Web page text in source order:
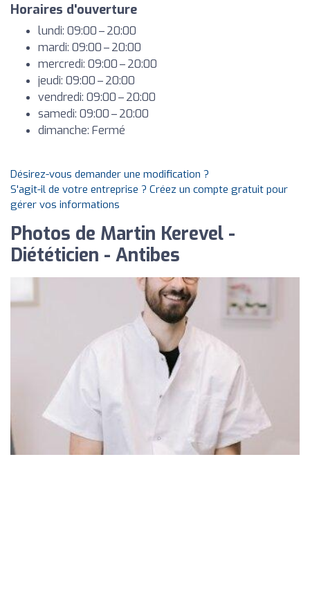
Horaires d'ouverture
lundi: 09:00 – 20:00
mardi: 09:00 – 20:00
mercredi: 09:00 – 20:00
jeudi: 09:00 – 20:00
vendredi: 09:00 – 20:00
samedi: 09:00 – 20:00
dimanche: Fermé
Désirez-vous demander une modification ?
S'agit-il de votre entreprise ? Créez un compte gratuit pour
gérer vos informations
Photos de Martin Kerevel -
Diététicien - Antibes